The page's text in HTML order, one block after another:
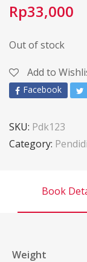
Rp33,000
Out of stock
Add to
Facebook
SKU: Pdk123
Category:
Book
Weight